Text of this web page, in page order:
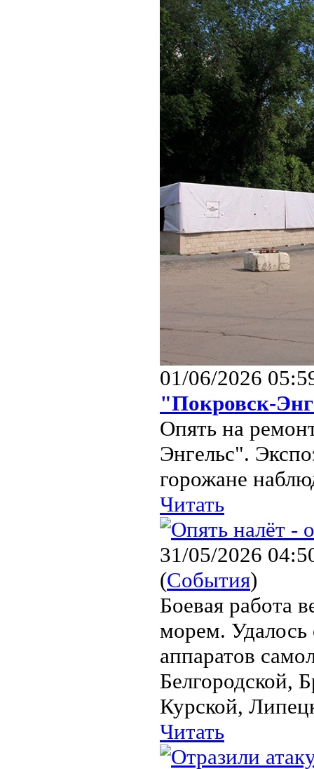
01/06/2026
"Покровск-
Опять на
Энгельс".
горожане
Читать
31/05/2026
(События)
Боевая работа
морем. Удалось
аппаратов
Белгородской,
Курской,
Читать